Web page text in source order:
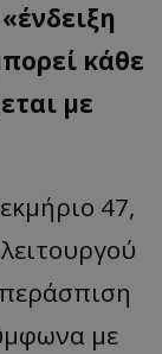
κάθε
με
47,
με